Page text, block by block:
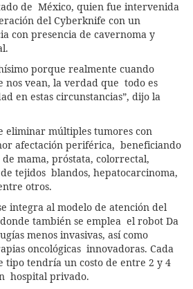
de México, quien fue intervenida
del Cyberknife con un
con presencia de cavernoma y
porque realmente cuando
nos vean, la verdad que todo es
en estas circunstancias”, dijo la
eliminar múltiples tumores con
afectación periférica, beneficiando
mama, próstata, colorrectal,
tejidos blandos, hepatocarcinoma,
otros.
integra al modelo de atención del
también se emplea el robot Da
menos invasivas, así como
oncológicas innovadoras. Cada
tipo tendría un costo de entre 2 y 4
hospital privado.